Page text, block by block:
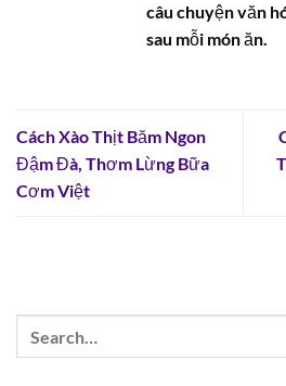
câu chuyện văn
sau mỗi món ăn.
Cách Xào Thịt Băm Ngon
Đậm Đà, Thơm Lừng Bữa
Cơm Việt